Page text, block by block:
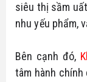
siêu thị sầm
nhu yếu phẩm,
Bên cạnh đó,
tâm hành chính